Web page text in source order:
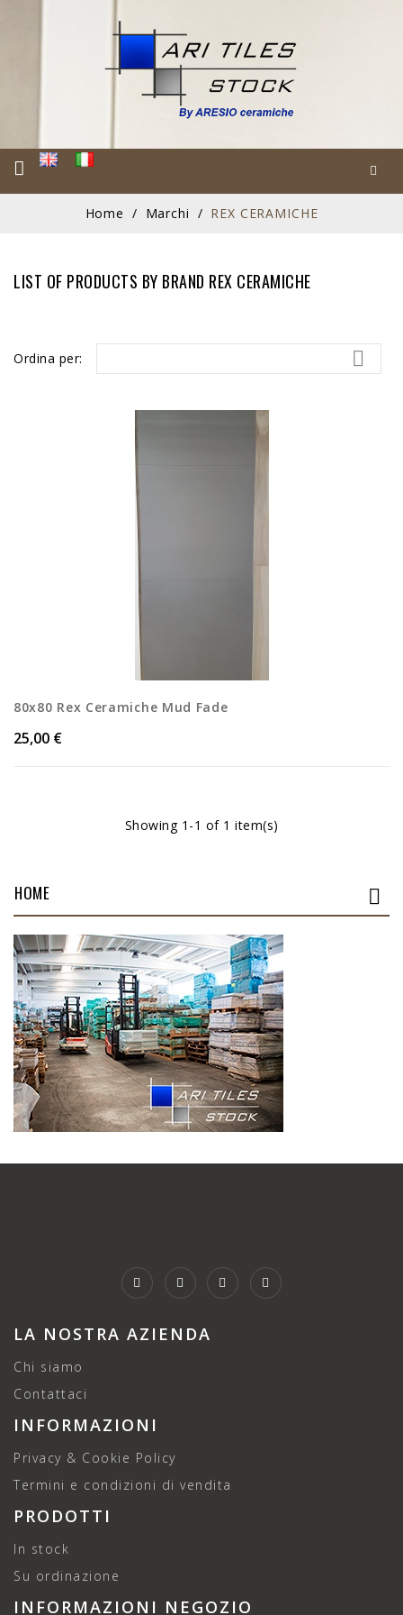
Home Marchi REX CERAMICHE
LIST OF PRODUCTS BY BRAND REX CERAMICHE
Ordina per: 
80x80 Rex Ceramiche Mud Fade
Price
25,00 €
Showing 1-1 of 1 item(s)
HOME 
LA NOSTRA AZIENDA
Chi siamo
Contattaci
INFORMAZIONI
Privacy & Cookie Policy
Termini e condizioni di vendita
PRODOTTI
In stock
Su ordinazione
INFORMAZIONI NEGOZIO